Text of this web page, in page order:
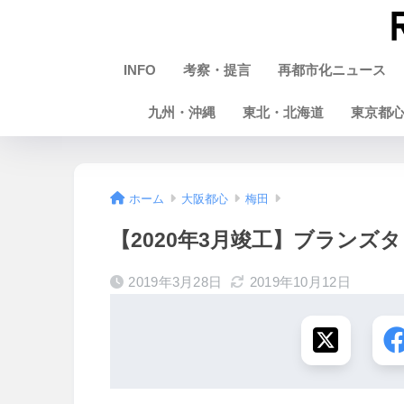
INFO 考察・提言 再都市化ニュース
九州・沖縄 東北・北海道 東京都心
ホーム 大阪都心 梅田
【2020年3月竣工】ブランズ
2019年3月28日 2019年10月12日